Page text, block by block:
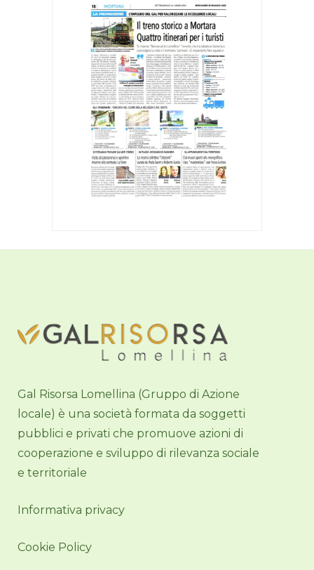
Gal Risorsa Lomellina (Gruppo di Azione
locale) è una società formata da soggetti
pubblici e privati che promuove azioni di
cooperazione e sviluppo di rilevanza sociale
e territoriale
Informativa privacy
Cookie Policy